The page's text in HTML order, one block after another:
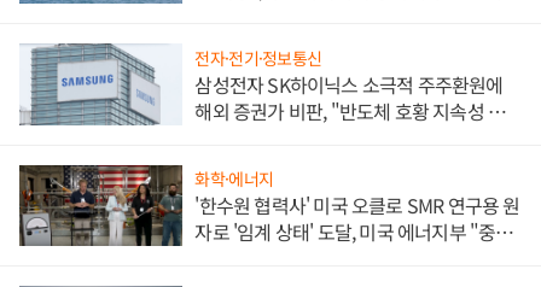
전자·전기·정보통신
삼성전자 SK하이닉스 소극적 주주환원에
해외 증권가 비판, "반도체 호황 지속성 의
화학·에너지
'한수원 협력사' 미국 오클로 SMR 연구용 원
자로 '임계 상태' 도달, 미국 에너지부 "중요